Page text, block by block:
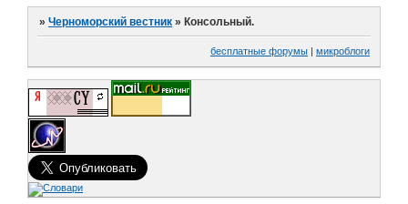
»Черноморский вестник » Консольный.
бесплатные форумы | микроблоги